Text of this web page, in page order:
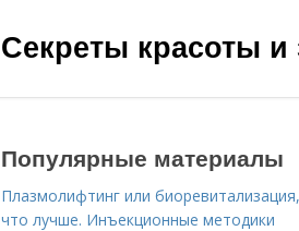
Секреты красоты и
Популярные материалы
Плазмолифтинг или биоревитализация,
что лучше. Инъекционные методики